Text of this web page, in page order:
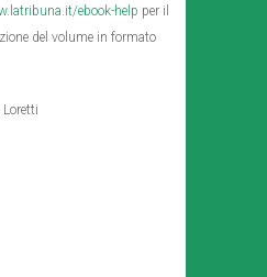
ebook-help per il
del volume in formato